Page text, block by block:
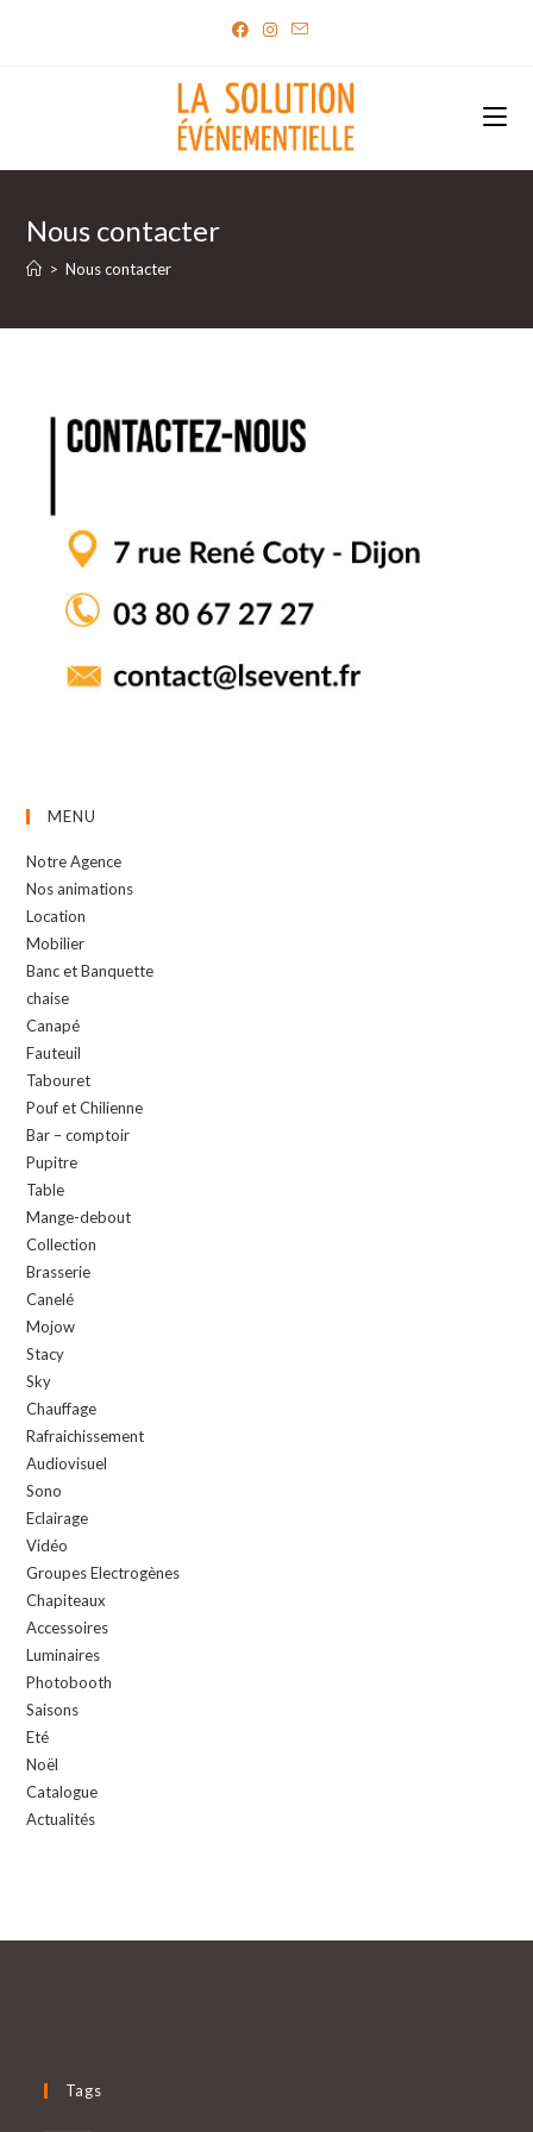
Nous contacter
> Nous contacter
MENU
Notre Agence
Nos animations
Location
Mobilier
Banc et Banquette
chaise
Canapé
Fauteuil
Tabouret
Pouf et Chilienne
Bar – comptoir
Pupitre
Table
Mange-debout
Collection
Brasserie
Canelé
Mojow
Stacy
Sky
Chauffage
Rafraichissement
Audiovisuel
Sono
Eclairage
Vidéo
Groupes Electrogènes
Chapiteaux
Accessoires
Luminaires
Photobooth
Saisons
Eté
Noël
Catalogue
Actualités
Tags